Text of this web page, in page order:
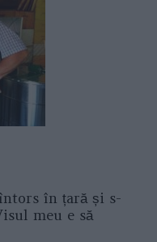
în țară și s-
meu e să